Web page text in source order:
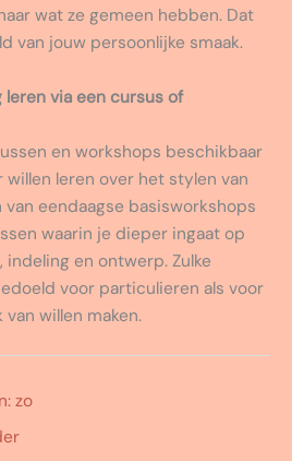
wat ze gemeen hebben. Dat
van jouw persoonlijke smaak.
via een cursus of
en workshops beschikbaar
leren over het stylen van
eendaagse basisworkshops
waarin je dieper ingaat op
en ontwerp. Zulke
voor particulieren als voor
willen maken.
zo